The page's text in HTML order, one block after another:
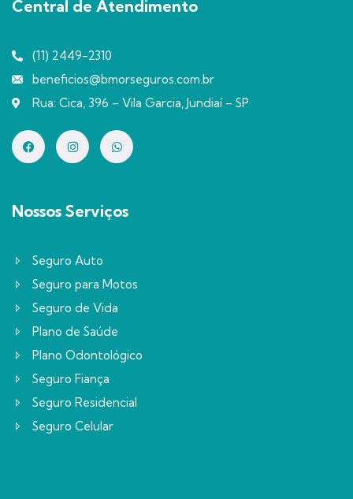
Central de Atendimento
(11) 2449-2310
beneficios@bmorseguros.com.br
Rua: Cica, 396 – Vila Garcia, Jundiaí – SP
Nossos Serviços
Seguro Auto
Seguro para Motos
Seguro de Vida
Plano de Saúde
Plano Odontológico
Seguro Fiança
Seguro Residencial
Seguro Celular